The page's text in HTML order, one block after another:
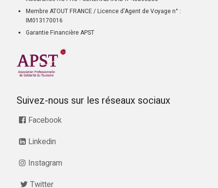
Membre ATOUT FRANCE / Licence d’Agent de Voyage n° :
IM013170016
Garantie Financière APST
Suivez-nous sur les réseaux sociaux
Facebook
Linkedin
Instagram
Twitter